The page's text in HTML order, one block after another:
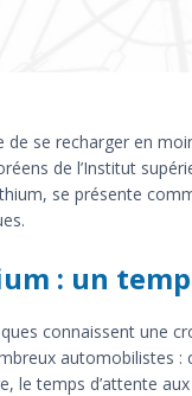
se recharger en
de l’Institut
se présente
: un
connaissent une
automobilistes :
le temps d’attente aux